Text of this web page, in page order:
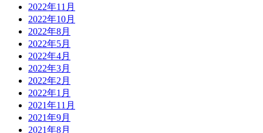
2022年11月
2022年10月
2022年8月
2022年5月
2022年4月
2022年3月
2022年2月
2022年1月
2021年11月
2021年9月
2021年8月